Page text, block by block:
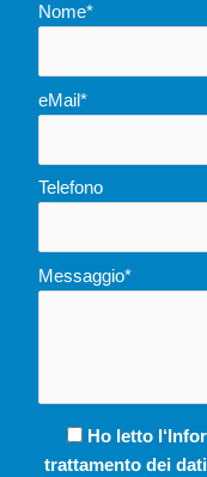
Nome*
eMail*
Telefono
Messaggio*
Ho letto
trattamento dei